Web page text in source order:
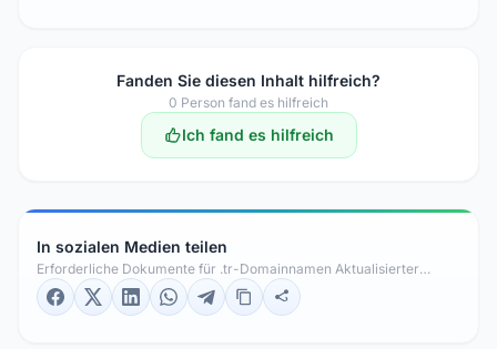
Fanden Sie diesen Inhalt hilfreich?
0 Person fand es hilfreich
Ich fand es hilfreich
In sozialen Medien teilen
Erforderliche Dokumente für .tr-Domainnamen Aktualisierter
Leitfaden 2026